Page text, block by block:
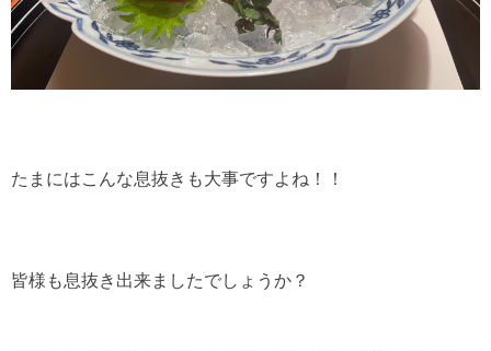
たまにはこんな息抜きも大事ですよね！！
皆様も息抜き出来ましたでしょうか？